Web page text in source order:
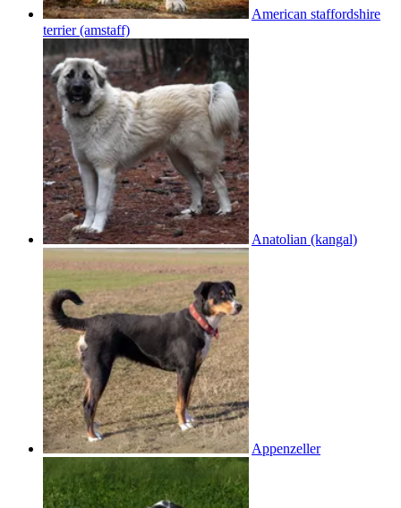
American staffordshire
terrier (amstaff)
Anatolian (kangal)
Appenzeller